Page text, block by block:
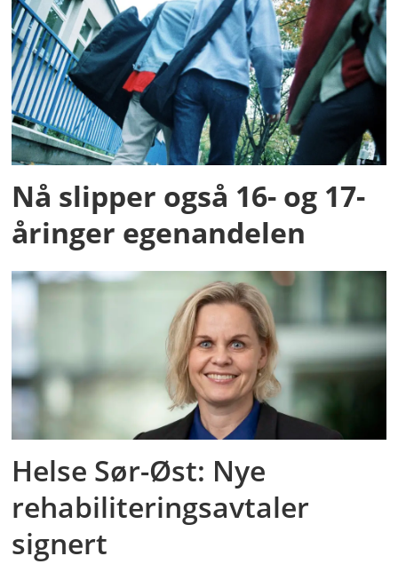
Nå slipper også 16- og 17-
åringer egenandelen
Helse Sør-Øst: Nye
rehabiliteringsavtaler
signert